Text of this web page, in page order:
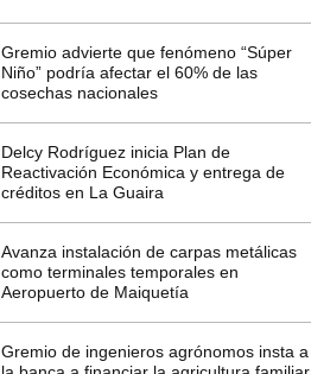
Gremio advierte que fenómeno “Súper
Niño” podría afectar el 60% de las
cosechas nacionales
Delcy Rodríguez inicia Plan de
Reactivación Económica y entrega de
créditos en La Guaira
Avanza instalación de carpas metálicas
como terminales temporales en
Aeropuerto de Maiquetía
Gremio de ingenieros agrónomos insta a